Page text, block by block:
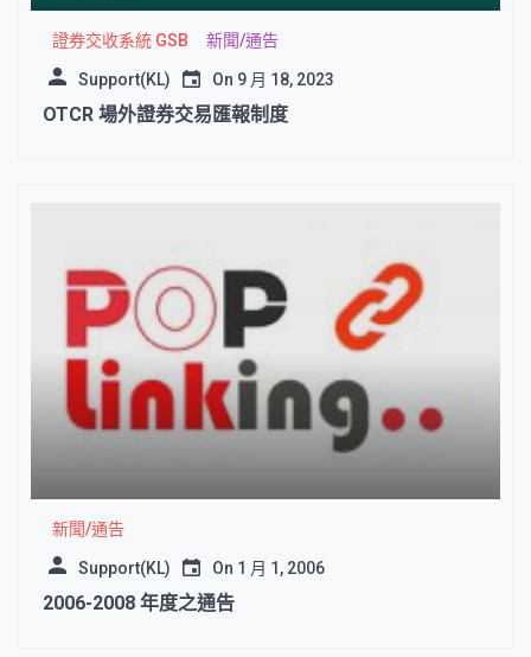
證券交收系統 GSB 新聞/通告
Support(KL) On 9 月 18, 2023
OTCR 場外證券交易匯報制度
新聞/通告
Support(KL) On 1 月 1, 2006
2006-2008 年度之通告